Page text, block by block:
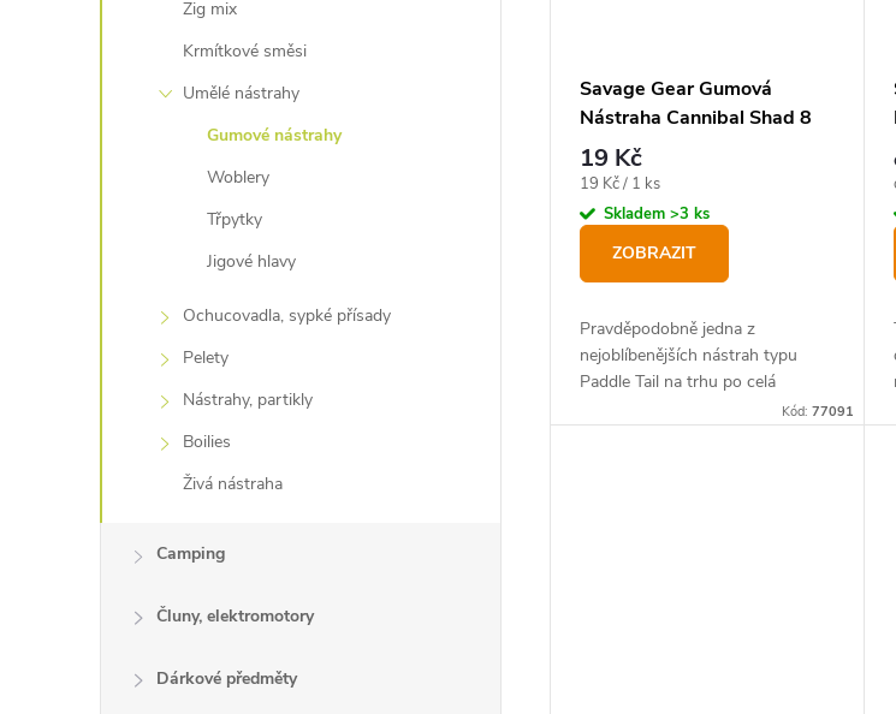
Zig mix
Krmítkové směsi
Umělé nástrahy
Gumové nástrahy
Woblery
Třpytky
Jigové hlavy
Ochucovadla, sypké přísady
Pelety
Nástrahy, partikly
Boilies
Živá nástraha
Camping
Čluny, elektromotory
Dárkové předměty
Savage Gear Gumová
Nástraha Cannibal Shad 8
cm, 5 g
19 Kč
Měrná
cena:
19 Kč / 1 ks
Skladem >3 ks
ZOBRAZIT
Pravděpodobně jedna z
nejoblíbenějších nástrah typu
Paddle Tail na trhu po celá
desetiletí díky úžasné rychlosti
Kód: 77091